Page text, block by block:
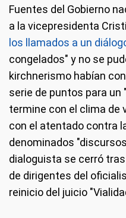
Fuentes del Gobierno
a la vicepresidenta
los llamados a un
congelados" y no se
kirchnerismo habían
serie de puntos para
termine con el clima de
con el atentado contra
denominados
dialoguista se cerró
de dirigentes del
reinicio del juicio